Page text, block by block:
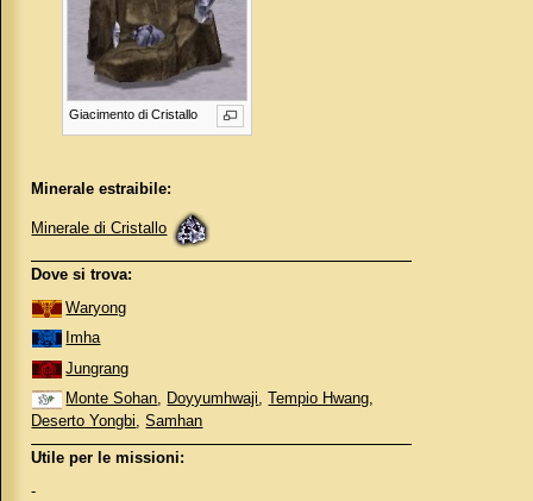
Giacimento di Cristallo
Minerale estraibile:
Minerale di Cristallo
Dove si trova:
Waryong
Imha
Jungrang
Monte Sohan, Doyyumhwaji,Tempio Hwang,
Deserto Yongbi,Samhan
Utile per le missioni:
-